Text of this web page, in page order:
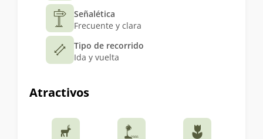
Señalética
Frecuente y clara
Tipo de recorrido
Ida y vuelta
Atractivos